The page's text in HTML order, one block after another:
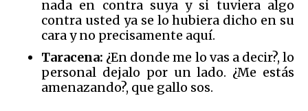
nada en contra suya y si tuviera algo
contra usted ya se lo hubiera dicho en su
cara y no precisamente aquí.
Taracena: ¿En donde me lo vas a decir?, lo
personal dejalo por un lado. ¿Me estás
amenazando?, que gallo sos.